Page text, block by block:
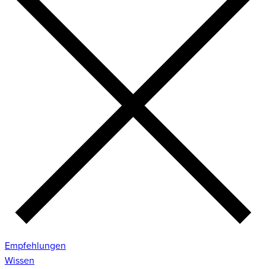
Empfehlungen
Wissen